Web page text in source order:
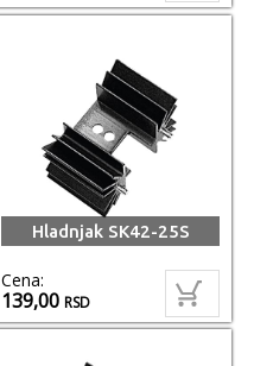
Hladnjak SK42-25S
Cena:
139,00RSD